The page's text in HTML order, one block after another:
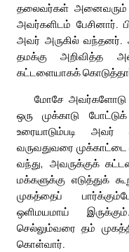
தலைவர்கள் அனைவரும்
அவர்களிடம்
அவர் அருகில்
தமக்கு அறிவித்த
கட்டளையாகக்
மோசே அவர்களோடு
ஒரு முக்காடு
உரையாடும்படி அவர்
வருவதுவரை முக்காட்டை
வந்து, அவருக்குக்
மக்களுக்கு எடுத்துக்
முகத்தைப்
ஒளிமயமாய்
செல்லும்வரை தம்
கொள்வார்.